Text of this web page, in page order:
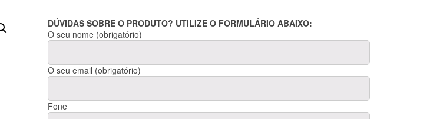
DÚVIDAS SOBRE O PRODUTO? UTILIZE O FORMULÁRIO ABAIXO:
O seu nome (obrigatório)
O seu email (obrigatório)
Fone